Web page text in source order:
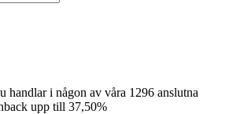
handlar i någon av våra 1296 anslutna
upp till 37,50%